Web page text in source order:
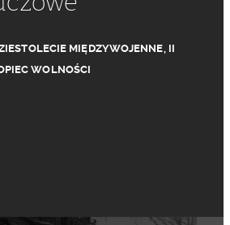
MIĘDZYWOJENNE, II
WOLNOŚCI